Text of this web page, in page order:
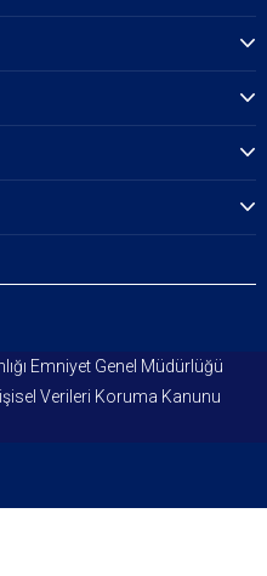
Emniyet Genel Müdürlüğü
Verileri Koruma Kanunu